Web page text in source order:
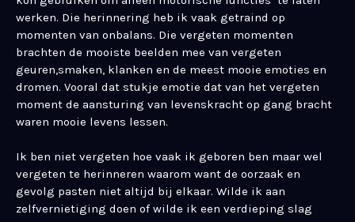
werken. Die herinnering heb ik vaak getraind op
momenten van onbalans. Die vergeten momenten
brachten de mooiste beelden mee van vergeten
geuren,smaken, klanken en de meest mooie emoties en
dromen. Vooral dat stukje emotie dat van het vergeten
moment de aansturing van levenskracht op gang bracht
waren mooie levens lessen.
Ik ben niet vergeten hoe vaak ik geboren ben maar wel
vergeten te herinneren waarom want de oorzaak en
gevolg pasten niet altijd bij elkaar. Wilde ik aan
zelfvernietiging doen of wilde ik een verdieping slag